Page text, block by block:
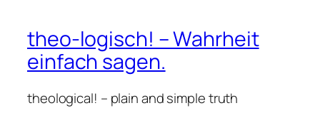
theo-logisch! – Wahrheit
einfach sagen.
theological! – plain and simple truth